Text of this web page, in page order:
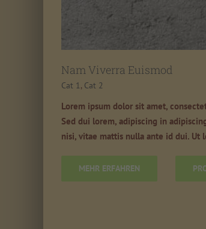
Nam Viverra Euismod
Cat 1, Cat 2
Lorem ipsum dolor sit amet,
Sed dui lorem, adipiscing in
nisi, vitae mattis nulla ante id dui. Ut
MEHR ERFAHREN